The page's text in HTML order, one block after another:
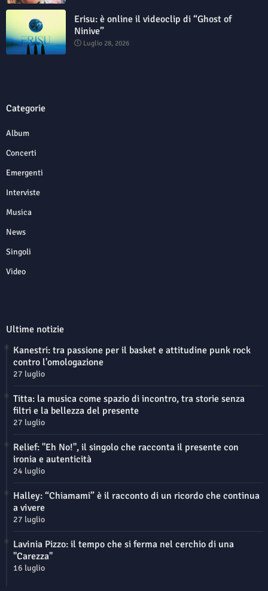
Erisu: è online il videoclip di “Ghost of
Ninive”
Luglio 28, 2026
Categorie
Album
Concerti
Emergenti
Interviste
Musica
News
Singoli
Video
Ultime notizie
Kanestri: tra passione per il basket e attitudine punk rock
contro l'omologazione
27 luglio
Titta: la musica come spazio di incontro, tra storie senza
filtri e la bellezza del presente
27 luglio
Relief: "Eh No!", il singolo che racconta il presente con
ironia e autenticità
24 luglio
Halley: “Chiamami” è il racconto di un ricordo che continua
a vivere
27 luglio
Lavinia Pizzo: il tempo che si ferma nel cerchio di una
"Carezza"
16 luglio